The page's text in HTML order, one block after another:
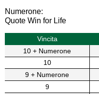
Numerone:
Quote Win for Life
Vincita
10 + Numerone
10
9 + Numerone
9